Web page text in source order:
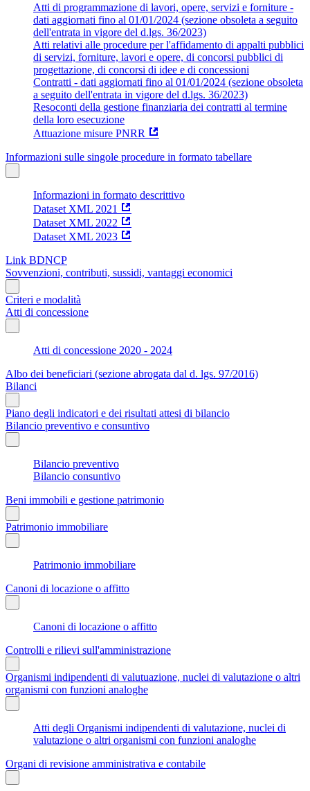
Atti di programmazione di lavori, opere, servizi e forniture -
dati aggiornati fino al 01/01/2024 (sezione obsoleta a seguito
dell'entrata in vigore del d.lgs. 36/2023)
Atti relativi alle procedure per l'affidamento di appalti pubblici
di servizi, forniture, lavori e opere, di concorsi pubblici di
progettazione, di concorsi di idee e di concessioni
Contratti - dati aggiornati fino al 01/01/2024 (sezione obsoleta
a seguito dell'entrata in vigore del d.lgs. 36/2023)
Resoconti della gestione finanziaria dei contratti al termine
della loro esecuzione
Attuazione misure PNRR
Informazioni sulle singole procedure in formato tabellare
Informazioni in formato descrittivo
Dataset XML 2021
Dataset XML 2022
Dataset XML 2023
Link BDNCP
Sovvenzioni, contributi, sussidi, vantaggi economici
Criteri e modalità
Atti di concessione
Atti di concessione 2020 - 2024
Albo dei beneficiari (sezione abrogata dal d. lgs. 97/2016)
Bilanci
Piano degli indicatori e dei risultati attesi di bilancio
Bilancio preventivo e consuntivo
Bilancio preventivo
Bilancio consuntivo
Beni immobili e gestione patrimonio
Patrimonio immobiliare
Patrimonio immobiliare
Canoni di locazione o affitto
Canoni di locazione o affitto
Controlli e rilievi sull'amministrazione
Organismi indipendenti di valutuazione, nuclei di valutazione o altri
organismi con funzioni analoghe
Atti degli Organismi indipendenti di valutazione, nuclei di
valutazione o altri organismi con funzioni analoghe
Organi di revisione amministrativa e contabile